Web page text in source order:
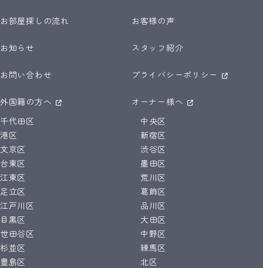
お部屋探しの流れ お客様の声
お知らせ スタッフ紹介
お問い合わせ プライバシーポリシー
外国籍の方へ
オーナー様へ
千代田区
中央区
港区
新宿区
文京区
渋谷区
台東区
墨田区
江東区
荒川区
足立区
葛飾区
江戸川区
品川区
目黒区
大田区
世田谷区
中野区
杉並区
練馬区
豊島区
北区